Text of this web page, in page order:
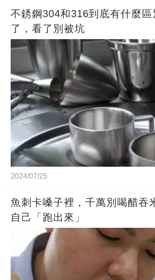
不銹鋼304和316到底有什麼
了，看了別被坑
2024/07/25
魚刺卡嗓子裡，千萬別喝醋吞
自己「跑出來」